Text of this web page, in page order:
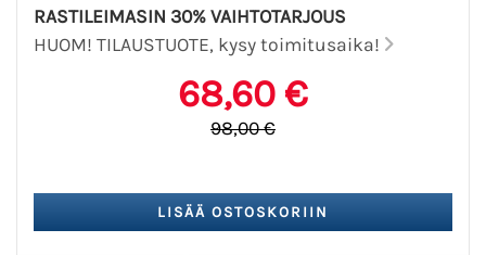
RASTILEIMASIN 30% VAIHTOTARJOUS
HUOM! TILAUSTUOTE, kysy toimitusaika!
68,60 €
98,00 €